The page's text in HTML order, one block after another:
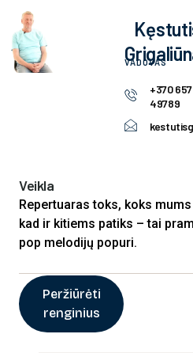
VADOVAS
+370 657
49789
Veikla
Repertuaras toks, koks
kad ir kitiems patiks – tai
pop melodijų popuri.
Peržiūrėti
renginius